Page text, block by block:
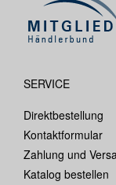
SERVICE
Direktbestellung
Kontaktformular
Zahlung und
Katalog bestellen